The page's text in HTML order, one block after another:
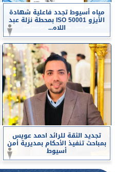
مياه أسيوط تجدد فاعلية شهادة
الأيزو ISO 50001 بمحطة نزلة عبد
اللاه...
تجديد الثقة للرائد احمد عويس
بمباحث تنفيذ الأحكام بمديرية أمن
أسيوط